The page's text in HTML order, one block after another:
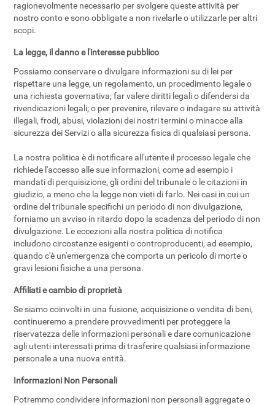
ragionevolmente necessario per svolgere queste attività per
nostro conto e sono obbligate a non rivelarle o utilizzarle per altri
scopi.
La legge, il danno e l'interesse pubblico
Possiamo conservare o divulgare informazioni su di lei per
rispettare una legge, un regolamento, un procedimento legale o
una richiesta governativa; far valere diritti legali o difendersi da
rivendicazioni legali; o per prevenire, rilevare o indagare su attività
illegali, frodi, abusi, violazioni dei nostri termini o minacce alla
sicurezza dei Servizi o alla sicurezza fisica di qualsiasi persona.
La nostra politica è di notificare all'utente il processo legale che
richiede l'accesso alle sue informazioni, come ad esempio i
mandati di perquisizione, gli ordini del tribunale o le citazioni in
giudizio, a meno che la legge non vieti di farlo. Nei casi in cui un
ordine del tribunale specifichi un periodo di non divulgazione,
forniamo un avviso in ritardo dopo la scadenza del periodo di non
divulgazione. Le eccezioni alla nostra politica di notifica
includono circostanze esigenti o controproducenti, ad esempio,
quando c'è un'emergenza che comporta un pericolo di morte o
gravi lesioni fisiche a una persona.
Affiliati e cambio di proprietà
Se siamo coinvolti in una fusione, acquisizione o vendita di beni,
continueremo a prendere provvedimenti per proteggere la
riservatezza delle informazioni personali e dare comunicazione
agli utenti interessati prima di trasferire qualsiasi informazione
personale a una nuova entità.
Informazioni Non Personali
Potremmo condividere informazioni non personali aggregate o